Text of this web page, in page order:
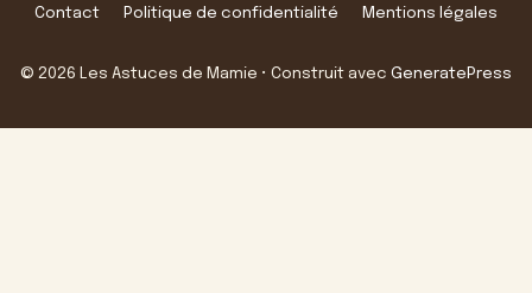
Contact Politique de confidentialité Mentions légales
© 2026 Les Astuces de Mamie • Construit avec GeneratePress